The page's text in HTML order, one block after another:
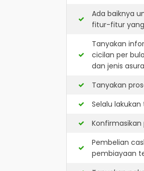
Ada baiknya
fitur-fitur
Tanyakan
cicilan per
dan jenis
Tanyakan
Selalu
Pembelian
pembiayaan